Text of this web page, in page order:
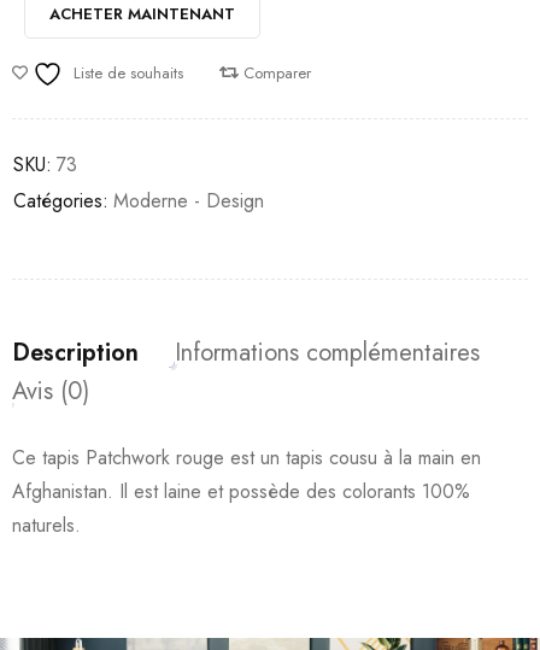
ACHETER MAINTENANT
Liste de souhaits Comparer
SKU: 73
Catégories: Moderne - Design
Description
Informations complémentaires
Avis (0)
Ce tapis Patchwork rouge est un tapis cousu à la main en
Afghanistan. Il est laine et possède des colorants 100%
naturels.